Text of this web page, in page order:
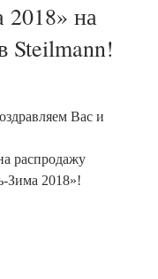
2018» на
Steilmann!
Вас и
распродажу
Зима 2018»!